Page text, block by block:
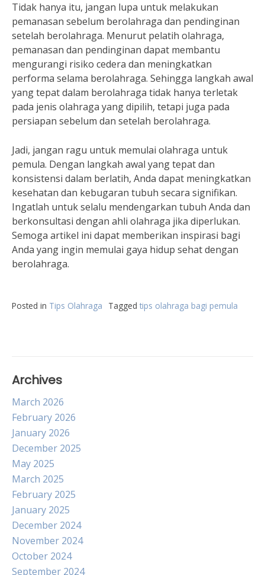
Tidak hanya itu, jangan lupa untuk melakukan
pemanasan sebelum berolahraga dan pendinginan
setelah berolahraga. Menurut pelatih olahraga,
pemanasan dan pendinginan dapat membantu
mengurangi risiko cedera dan meningkatkan
performa selama berolahraga. Sehingga langkah awal
yang tepat dalam berolahraga tidak hanya terletak
pada jenis olahraga yang dipilih, tetapi juga pada
persiapan sebelum dan setelah berolahraga.
Jadi, jangan ragu untuk memulai olahraga untuk
pemula. Dengan langkah awal yang tepat dan
konsistensi dalam berlatih, Anda dapat meningkatkan
kesehatan dan kebugaran tubuh secara signifikan.
Ingatlah untuk selalu mendengarkan tubuh Anda dan
berkonsultasi dengan ahli olahraga jika diperlukan.
Semoga artikel ini dapat memberikan inspirasi bagi
Anda yang ingin memulai gaya hidup sehat dengan
berolahraga.
Posted in Tips Olahraga Tagged tips olahraga bagi pemula
Archives
March 2026
February 2026
January 2026
December 2025
May 2025
March 2025
February 2025
January 2025
December 2024
November 2024
October 2024
September 2024